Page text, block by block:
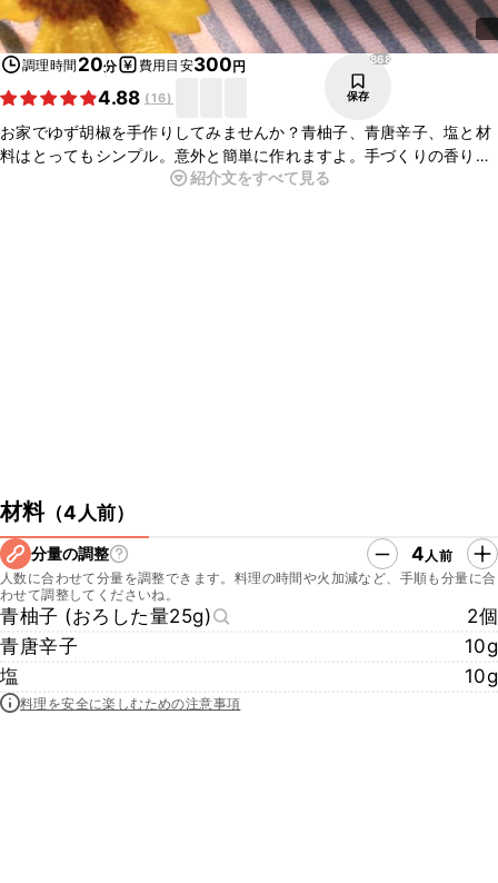
調理時間 20分 費用目安300円
4.88 (16)
868
保存
お家でゆず胡椒を手作りしてみませんか？青柚子、青唐辛子、塩と材
料はとってもシンプル。意外と簡単に作れますよ。手づくりの香りの
よさは格別です。お肉や魚、鍋料理になど幅広く使える万能調味料で
紹介文をすべて見る
材料（4人前）
分量の調整 4人前
人数に合わせて分量を調整できます。料理の時間や火加減など、手順も分量に合
わせて調整してくださいね。
青柚子 (おろした量25g)
2個
青唐辛子
10g
塩
10g
料理を安全に楽しむための注意事項